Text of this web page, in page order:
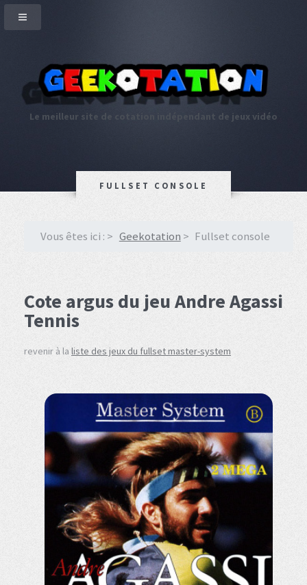
Le meilleur site de cotation indépendant de jeux vidéo
FULLSET CONSOLE
Vous êtes ici : Geekotation Fullset console
Cote argus du jeu Andre Agassi
Tennis
revenir à la liste des jeux du fullset master-system